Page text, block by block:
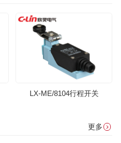
LX-ME/8104行程开关
更多